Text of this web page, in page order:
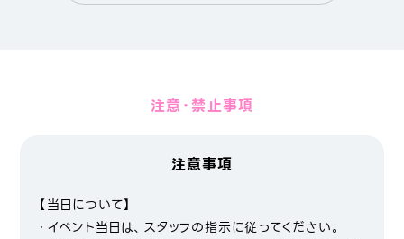
注意・禁止事項
注意事項
【当日について】
・イベント当日は、スタッフの指示に従ってください。